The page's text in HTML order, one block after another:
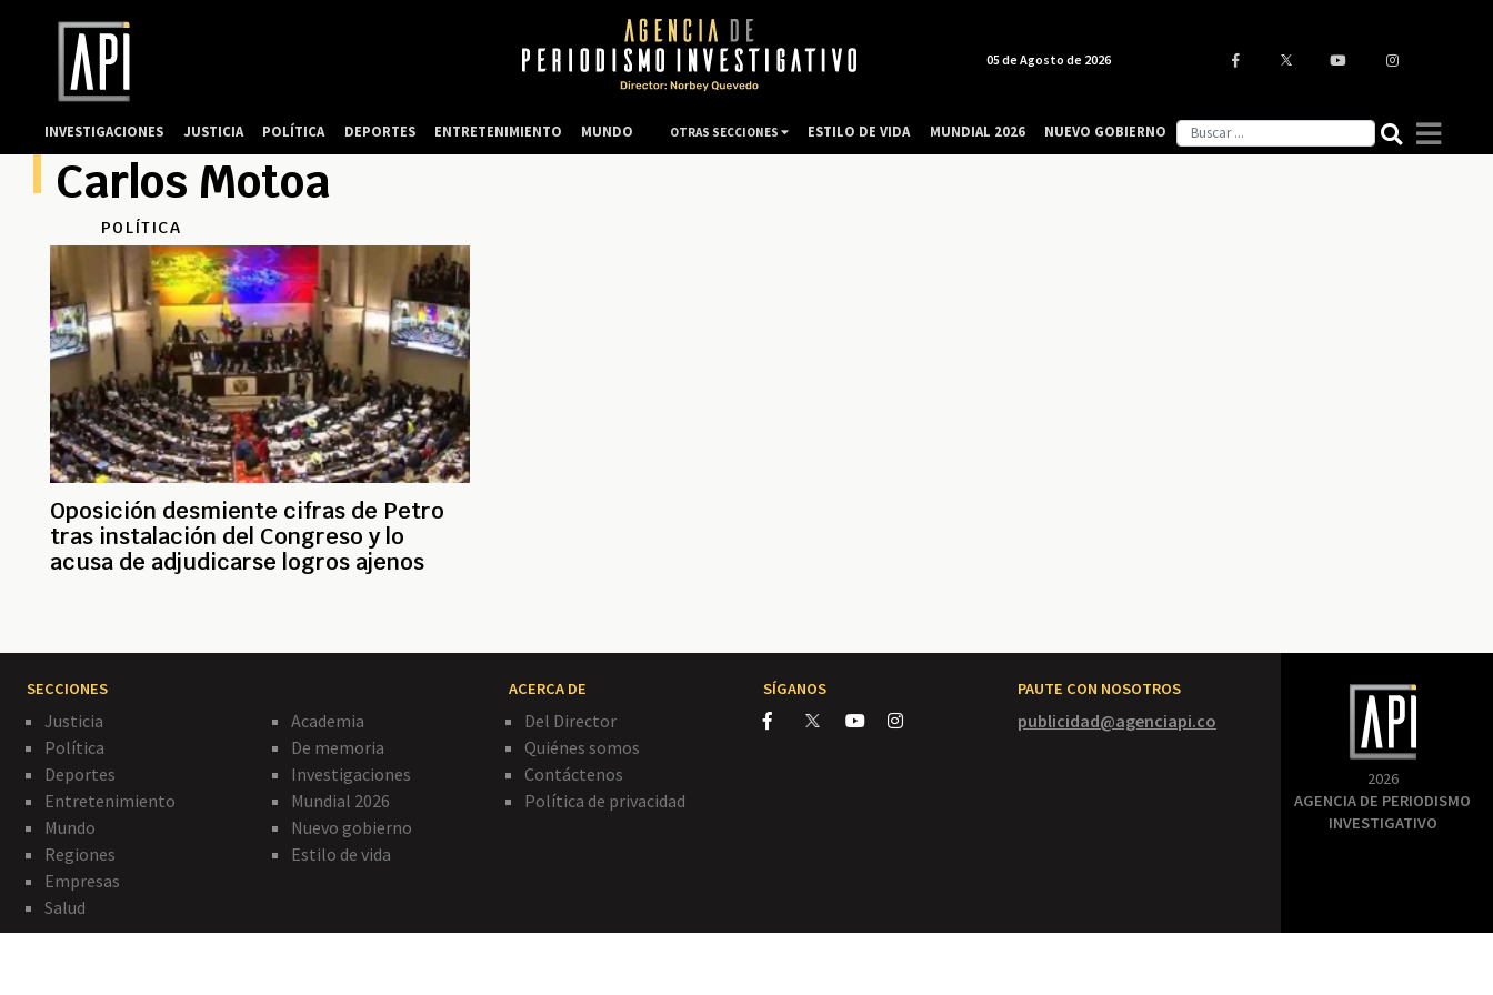
Carlos Motoa
POLÍTICA
Oposición desmiente cifras de Petro
tras instalación del Congreso y lo
acusa de adjudicarse logros ajenos
SECCIONES
Justicia
Política
Deportes
Entretenimiento
Mundo
Regiones
Empresas
Salud
Academia
De memoria
Investigaciones
Mundial 2026
Nuevo gobierno
Estilo de vida
ACERCA DE
Del Director
Quiénes somos
Contáctenos
Política de privacidad
SÍGANOS PAUTE CON NOSOTROS
publicidad@agenciapi.co
2026
AGENCIA DE PERIODISMO
INVESTIGATIVO
05 de Agosto de 2026
INVESTIGACIONES JUSTICIA POLÍTICA DEPORTES ENTRETENIMIENTO MUNDO OTRAS SECCIONES ESTILO DE VIDA MUNDIAL 2026 NUEVO GOBIERNO